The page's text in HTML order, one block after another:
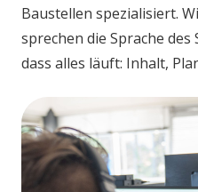
Baustellen spezialisiert.
sprechen die Sprache
dass alles läuft: Inhalt,